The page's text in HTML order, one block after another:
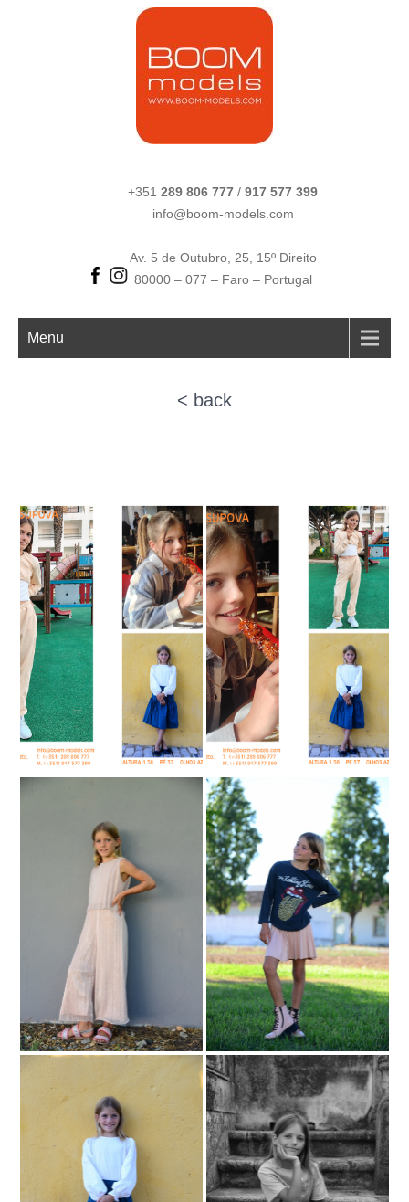
+351 289 806 777 / 917 577 399
info@boom-models.com
Av. 5 de Outubro, 25, 15º Direito
80000 – 077 – Faro – Portugal
Menu
< back